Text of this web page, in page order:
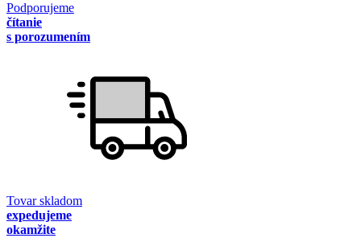
Podporujeme
čítanie
s porozumením
Tovar skladom
expedujeme
okamžite